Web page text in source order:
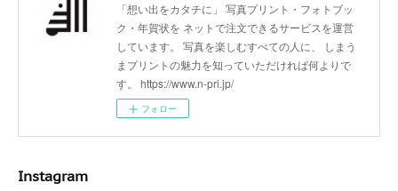
「想い出をカタチに」 写真プリント・フォトブッ
ク・年賀状を ネットで注文できるサービスを運営
しています。 写真を楽しむすべての人に、 しまう
まプリントの魅力を知っていただければ何よりで
す。 https://www.n-pri.jp/
フォロー
Instagram